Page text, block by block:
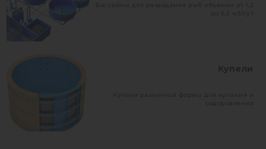
Бассейны для разведения рыб объемом от 1,2
до 6,3 м3/сут
Купели
Купели различной формы для купания и
оздоровления